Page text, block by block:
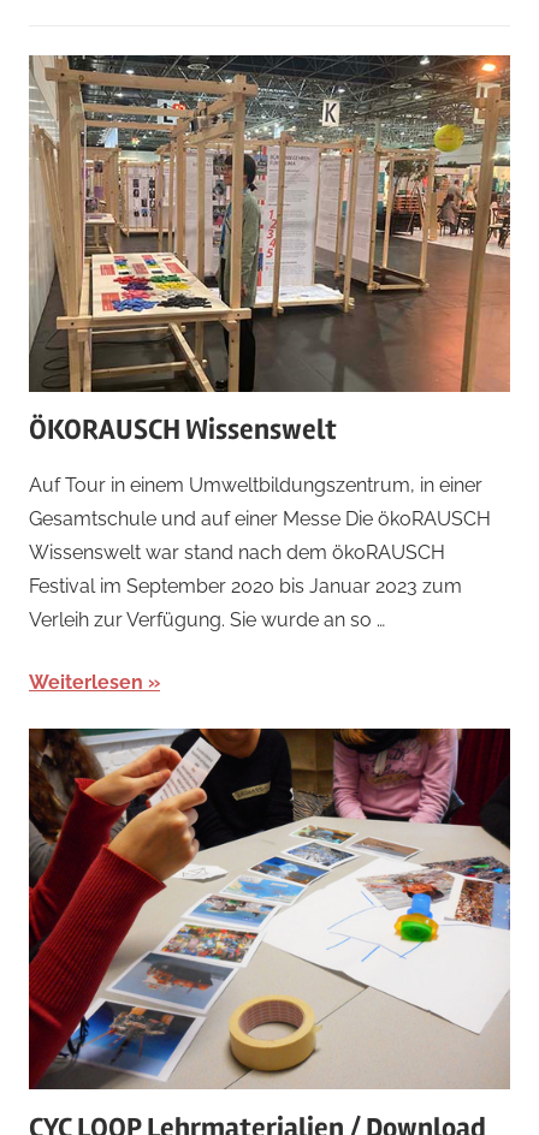
ÖKORAUSCH Wissenswelt
Auf Tour in einem Umweltbildungszentrum, in einer
Gesamtschule und auf einer Messe Die ökoRAUSCH
Wissenswelt war stand nach dem ökoRAUSCH
Festival im September 2020 bis Januar 2023 zum
Verleih zur Verfügung. Sie wurde an so …
Weiterlesen